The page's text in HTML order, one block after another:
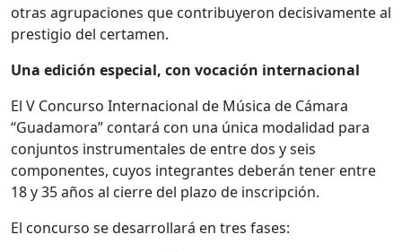
otras agrupaciones que contribuyeron decisivamente al
prestigio del certamen.
Una edición especial, con vocación internacional
El V Concurso Internacional de Música de Cámara
“Guadamora” contará con una única modalidad para
conjuntos instrumentales de entre dos y seis
componentes, cuyos integrantes deberán tener entre
18 y 35 años al cierre del plazo de inscripción.
El concurso se desarrollará en tres fases: